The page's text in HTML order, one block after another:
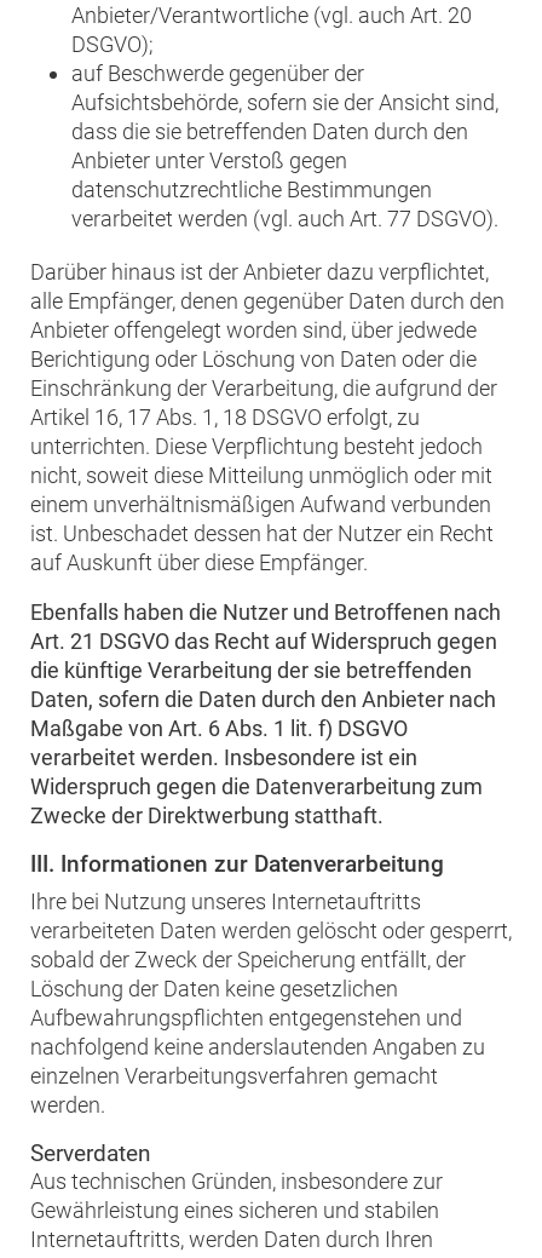
Anbieter/Verantwortliche (vgl. auch Art. 20
DSGVO);
auf Beschwerde gegenüber der
Aufsichtsbehörde, sofern sie der Ansicht sind,
dass die sie betreffenden Daten durch den
Anbieter unter Verstoß gegen
datenschutzrechtliche Bestimmungen
verarbeitet werden (vgl. auch Art. 77 DSGVO).
Darüber hinaus ist der Anbieter dazu verpflichtet,
alle Empfänger, denen gegenüber Daten durch den
Anbieter offengelegt worden sind, über jedwede
Berichtigung oder Löschung von Daten oder die
Einschränkung der Verarbeitung, die aufgrund der
Artikel 16, 17 Abs. 1, 18 DSGVO erfolgt, zu
unterrichten. Diese Verpflichtung besteht jedoch
nicht, soweit diese Mitteilung unmöglich oder mit
einem unverhältnismäßigen Aufwand verbunden
ist. Unbeschadet dessen hat der Nutzer ein Recht
auf Auskunft über diese Empfänger.
Ebenfalls haben die Nutzer und Betroffenen nach
Art. 21 DSGVO das Recht auf Widerspruch gegen
die künftige Verarbeitung der sie betreffenden
Daten, sofern die Daten durch den Anbieter nach
Maßgabe von Art. 6 Abs. 1 lit. f) DSGVO
verarbeitet werden. Insbesondere ist ein
Widerspruch gegen die Datenverarbeitung zum
Zwecke der Direktwerbung statthaft.
III. Informationen zur Datenverarbeitung
Ihre bei Nutzung unseres Internetauftritts
verarbeiteten Daten werden gelöscht oder gesperrt,
sobald der Zweck der Speicherung entfällt, der
Löschung der Daten keine gesetzlichen
Aufbewahrungspflichten entgegenstehen und
nachfolgend keine anderslautenden Angaben zu
einzelnen Verarbeitungsverfahren gemacht
werden.
Serverdaten
Aus technischen Gründen, insbesondere zur
Gewährleistung eines sicheren und stabilen
Internetauftritts, werden Daten durch Ihren